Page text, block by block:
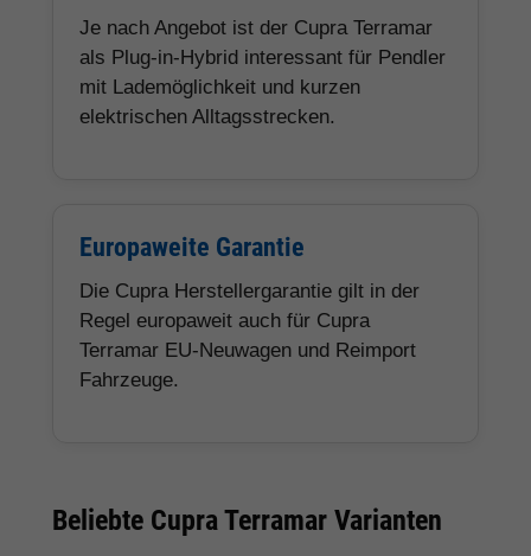
Je nach Angebot ist der Cupra Terramar
als Plug-in-Hybrid interessant für Pendler
mit Lademöglichkeit und kurzen
elektrischen Alltagsstrecken.
Europaweite Garantie
Die Cupra Herstellergarantie gilt in der
Regel europaweit auch für Cupra
Terramar EU-Neuwagen und Reimport
Fahrzeuge.
Beliebte Cupra Terramar Varianten